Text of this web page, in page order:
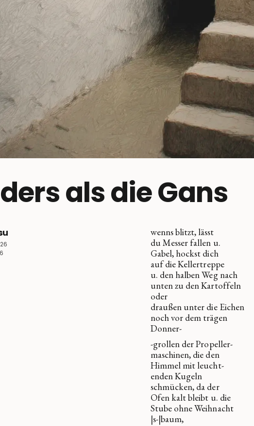
als die Gans
wenns blitzt, lässt
du Messer fallen u.
Gabel, hockst dich
auf die Kellertreppe
u. den halben Weg nach
unten zu den Kartoffeln
oder
draußen unter die Eichen
noch vor dem trägen
Donner-
-grollen der Propeller-
maschinen, die den
Himmel mit leucht-
enden Kugeln
schmücken, da der
Ofen kalt bleibt u. die
Stube ohne Weihnacht
|s-|baum,